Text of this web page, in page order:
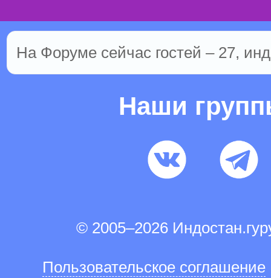
На Форуме сейчас гостей – 27,
Наши
© 2005–2026
Пользовательское соглашение